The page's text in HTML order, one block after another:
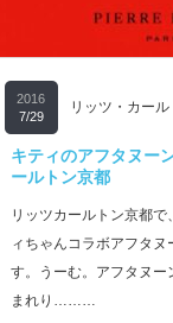
2016
7/29
リッツ・カー
キティのアフタヌー
ールトン京都
リッツカールトン京都
ィちゃんコラボアフタ
す。うーむ。アフタヌー
まれり………